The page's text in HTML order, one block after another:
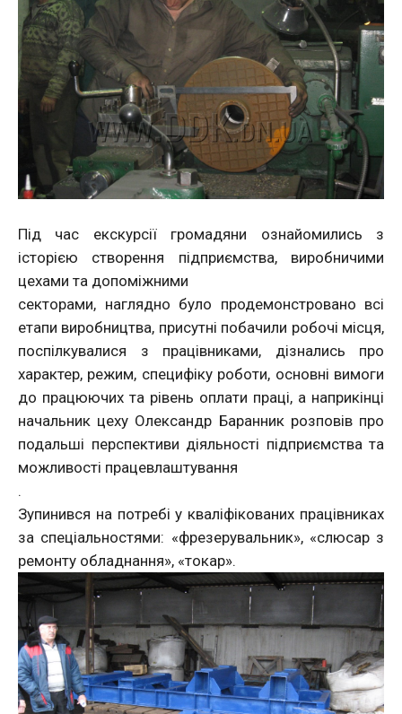
Під час екскурсії громадяни ознайомились з
історією створення підприємства, виробничими
цехами та допоміжними
секторами, наглядно було продемонстровано всі
етапи виробництва, присутні побачили робочі місця,
поспілкувалися з працівниками, дізнались про
характер, режим, специфіку роботи, основні вимоги
до працюючих та рівень оплати праці, а наприкінці
начальник цеху Олександр Баранник розповів про
подальші перспективи діяльності підприємства та
можливості працевлаштування
.
Зупинився на потребі у кваліфікованих працівниках
за спеціальностями: «фрезерувальник», «слюсар з
ремонту обладнання», «токар».